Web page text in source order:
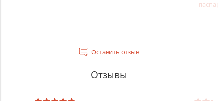
Оставить отзыв
Отзывы